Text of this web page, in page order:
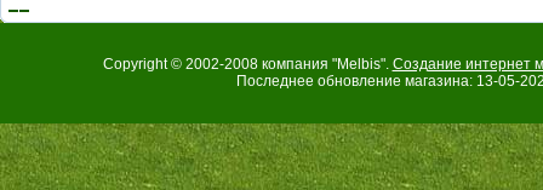
Copyright © 2002-2008 компания "Melbis". Создание интернет
Последнее обновление магазина: 13-05-